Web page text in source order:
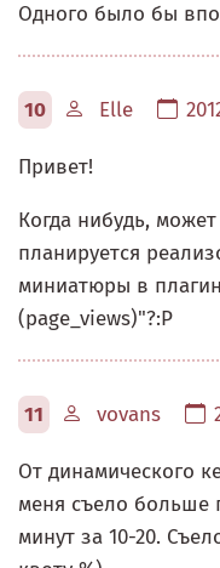
Одного было бы
10 Elle
Привет!
Когда нибудь,
планируется
миниатюры в
(page_views)"?:P
11 vovans
От динамического
меня съело больше
минут за 10-20.